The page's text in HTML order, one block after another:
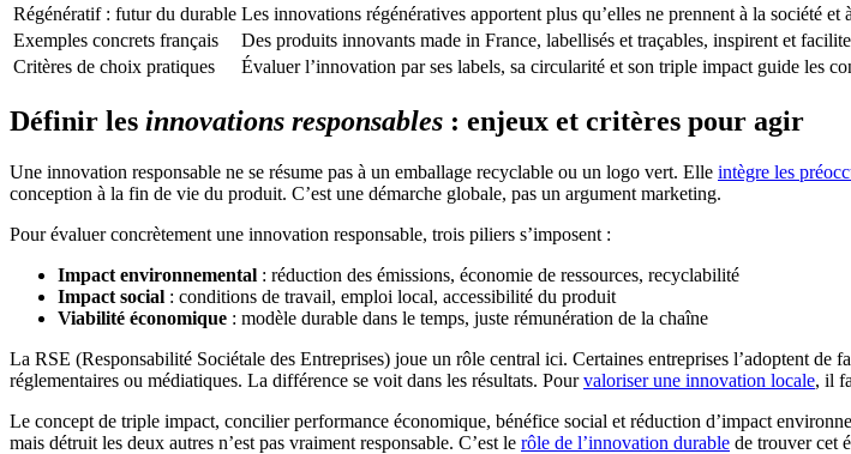
Régénératif : futur du durable Les innovations régénératives apportent plus qu’elles ne prennent à la société et
Exemples concrets français
Des produits innovants made in France, labellisés et traçables, inspirent et
Critères de choix pratiques
Évaluer l’innovation par ses labels, sa circularité et son triple impact guide les
Définir les innovations responsables : enjeux et critères pour agir
Une innovation responsable ne se résume pas à un emballage recyclable ou un logo vert. Elle intègre les
conception à la fin de vie du produit. C’est une démarche globale, pas un argument marketing.
Pour évaluer concrètement une innovation responsable, trois piliers s’imposent :
Impact environnemental : réduction des émissions, économie de ressources, recyclabilité
Impact social : conditions de travail, emploi local, accessibilité du produit
Viabilité économique : modèle durable dans le temps, juste rémunération de la chaîne
La RSE (Responsabilité Sociétale des Entreprises) joue un rôle central ici. Certaines entreprises l’adoptent
réglementaires ou médiatiques. La différence se voit dans les résultats. Pourvaloriser une innovation locale, il
Le concept de triple impact, concilier performance économique, bénéfice social et réduction d’impact
mais détruit les deux autres n’est pas vraiment responsable. C’est le rôle de l’innovation durable de trouver cet